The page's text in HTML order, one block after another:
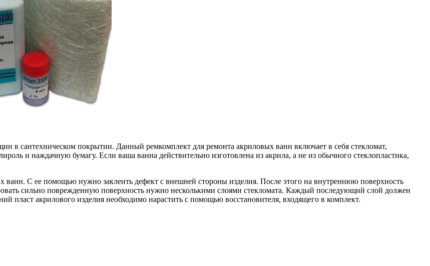
в сантехническом покрытии. Данный ремкомплект для ремонта акриловых ванн включает в себя стекломат,
и наждачную бумагу. Если ваша ванна действительно изготовлена из акрила, а не из обычного стеклопластика,
ванн. С ее помощью нужно заклеить дефект с внешней стороны изделия. После этого на внутреннюю поверхность
сильно поврежденную поверхность нужно несколькими слоями стекломата. Каждый последующий слой должен
пласт акрилового изделия необходимо нарастить с помощью восстановителя, входящего в комплект.